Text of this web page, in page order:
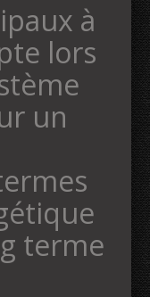
à
lors
un
terme